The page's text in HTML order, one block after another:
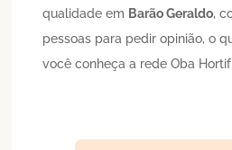
qualidade em Barão Geraldo,
pessoas para pedir opinião, o
você conheça a rede Oba